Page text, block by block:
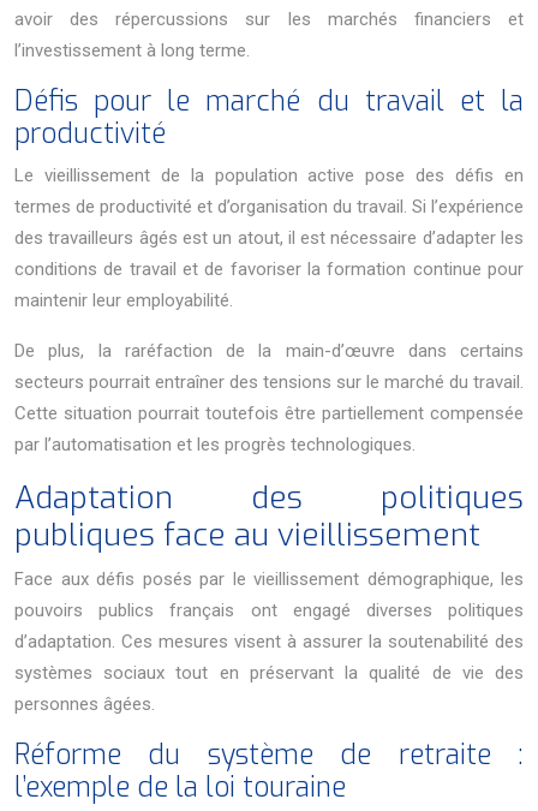
avoir des répercussions sur les marchés financiers et
l’investissement à long terme.
Défis pour le marché du travail et la
productivité
Le vieillissement de la population active pose des défis en
termes de productivité et d’organisation du travail. Si l’expérience
des travailleurs âgés est un atout, il est nécessaire d’adapter les
conditions de travail et de favoriser la formation continue pour
maintenir leur employabilité.
De plus, la raréfaction de la main-d’œuvre dans certains
secteurs pourrait entraîner des tensions sur le marché du travail.
Cette situation pourrait toutefois être partiellement compensée
par l’automatisation et les progrès technologiques.
Adaptation des politiques
publiques face au vieillissement
Face aux défis posés par le vieillissement démographique, les
pouvoirs publics français ont engagé diverses politiques
d’adaptation. Ces mesures visent à assurer la soutenabilité des
systèmes sociaux tout en préservant la qualité de vie des
personnes âgées.
Réforme du système de retraite :
l’exemple de la loi touraine